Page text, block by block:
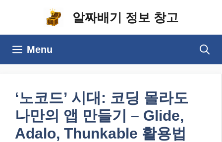
알짜배기 정보 창고
Menu
‘노코드’ 시대: 코딩 몰라도
나만의 앱 만들기 – Glide,
Adalo, Thunkable 활용법